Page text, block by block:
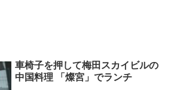
車椅子を押して梅田スカイビルの
中国料理 「燦宮」でランチ